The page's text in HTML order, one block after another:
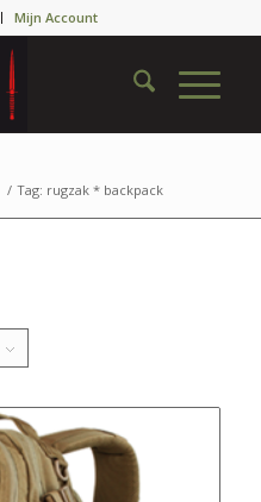
Mijn Account
/ Tag: rugzak * backpack